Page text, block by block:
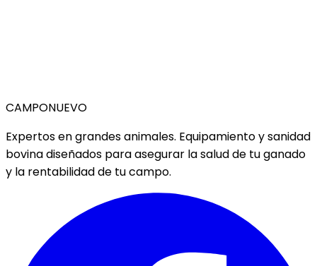
CAMPONUEVO
Expertos en grandes animales. Equipamiento y sanidad
bovina diseñados para asegurar la salud de tu ganado
y la rentabilidad de tu campo.